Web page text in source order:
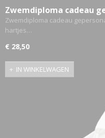
Zwemdiploma cadeau
badlaken - Roze hartjes
Zwemdiploma cadeau
hartjes…
€ 28,50
IN WINKELWAGEN